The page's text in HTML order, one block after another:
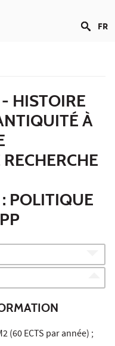
FR
HISTOIRE
À
POLITIQUE
(60 ECTS par année) ;